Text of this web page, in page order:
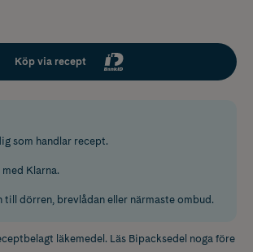
Köp via recept
som handlar recept.
Klarna.
till dörren, brevlådan eller närmaste ombud.
läkemedel. Läs Bipacksedel noga före